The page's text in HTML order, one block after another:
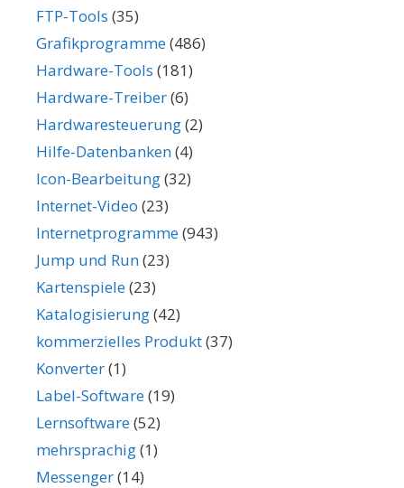
FTP-Tools (35)
Grafikprogramme(486)
Hardware-Tools (181)
Hardware-Treiber(6)
Hardwaresteuerung(2)
Hilfe-Datenbanken(4)
Icon-Bearbeitung(32)
Internet-Video (23)
Internetprogramme(943)
Jump und Run(23)
Kartenspiele(23)
Katalogisierung(42)
kommerzielles Produkt(37)
Konverter(1)
Label-Software(19)
Lernsoftware(52)
mehrsprachig(1)
Messenger(14)